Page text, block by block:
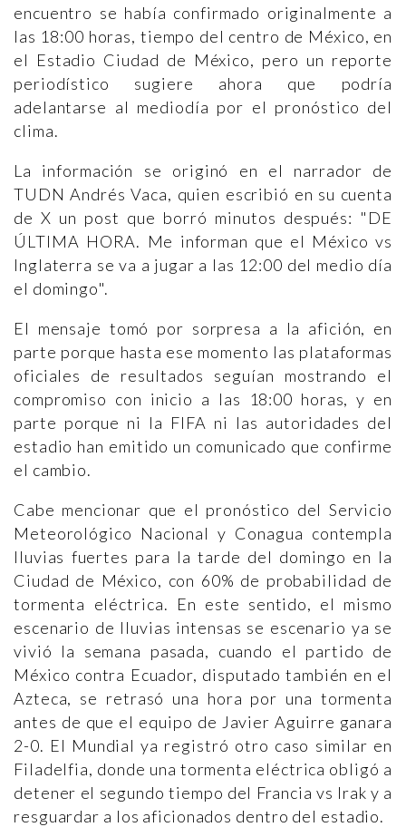
encuentro se había confirmado originalmente a
las 18:00 horas, tiempo del centro de México, en
el Estadio Ciudad de México, pero un reporte
periodístico sugiere ahora que podría
adelantarse al mediodía por el pronóstico del
clima.
La información se originó en el narrador de
TUDN Andrés Vaca, quien escribió en su cuenta
de X un post que borró minutos después: "DE
ÚLTIMA HORA. Me informan que el México vs
Inglaterra se va a jugar a las 12:00 del medio día
el domingo".
El mensaje tomó por sorpresa a la afición, en
parte porque hasta ese momento las plataformas
oficiales de resultados seguían mostrando el
compromiso con inicio a las 18:00 horas, y en
parte porque ni la FIFA ni las autoridades del
estadio han emitido un comunicado que confirme
el cambio.
Cabe mencionar que el pronóstico del Servicio
Meteorológico Nacional y Conagua contempla
lluvias fuertes para la tarde del domingo en la
Ciudad de México, con 60% de probabilidad de
tormenta eléctrica. En este sentido, el mismo
escenario de lluvias intensas se escenario ya se
vivió la semana pasada, cuando el partido de
México contra Ecuador, disputado también en el
Azteca, se retrasó una hora por una tormenta
antes de que el equipo de Javier Aguirre ganara
2-0. El Mundial ya registró otro caso similar en
Filadelfia, donde una tormenta eléctrica obligó a
detener el segundo tiempo del Francia vs Irak y a
resguardar a los aficionados dentro del estadio.